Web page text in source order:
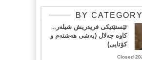
BY CATEGORY
ئێستێتیکی فریدریش شیلەر..
کاوە جەلال (بەشی هەشتەم و
کۆتایی)